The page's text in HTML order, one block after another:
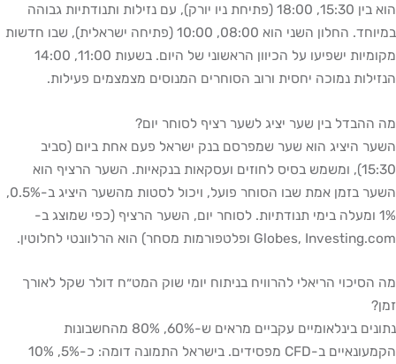
הוא בין 15:30, 18:00 (פתיחת ניו יורק), עם נזילות ותנודתיות גבוהה
במיוחד. החלון השני הוא 08:00, 10:00 (פתיחה ישראלית), שבו חדשות
מקומיות ישפיעו על הכיוון הראשוני של היום. בשעות 11:00, 14:00
הנזילות נמוכה יחסית ורוב הסוחרים המנוסים מצמצמים פעילות.
מה ההבדל בין שער יציג לשער רציף לסוחר יום?
השער היציג הוא שער שמפרסם בנק ישראל פעם אחת ביום (סביב
15:30), ומשמש בסיס לחוזים ועסקאות בנקאיות. השער הרציף הוא
השער בזמן אמת שבו הסוחר פועל, ויכול לסטות מהשער היציג ב-0.5%,
1% ומעלה בימי תנודתיות. לסוחר יום, השער הרציף (כפי שמוצג ב-
Globes, Investing.com ופלטפורמות מסחר) הוא הרלוונטי לחלוטין.
מה הסיכוי הריאלי להרוויח בניתוח יומי שוק המט״ח דולר שקל לאורך
זמן?
נתונים בינלאומיים עקביים מראים ש-60%, 80% מהחשבונות
הקמעונאיים ב-CFD מפסידים. בישראל התמונה דומה: כ-5%, 10%